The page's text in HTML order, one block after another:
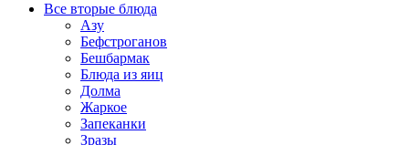
Все вторые блюда
Азу
Бефстроганов
Бешбармак
Блюда из яиц
Долма
Жаркое
Запеканки
Зразы